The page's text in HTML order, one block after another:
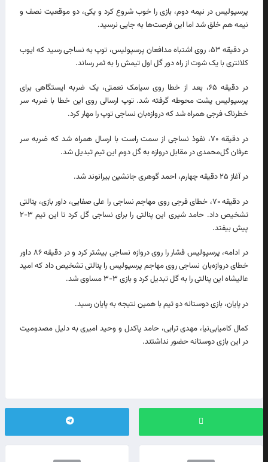
پرسپولیس در نیمه دوم، بازی را خوب شروع کرد و یکی، دو موقعیت نصف و
نیمه هم خلق شد اما این فرصت‌ها به جایی نرسید.
در دقیقه ۵۳، روی اشتباه مدافعان پرسپولیس، توپ به نساجی رسید که ایوب
کلانتری با یک شوت از راه دور گل اول تیمش را به ثمر رساند.
در دقیقه ۶۵، بعد از خطا روی سیامک نعمتی، یک ضربه ایستگاهی برای
پرسپولیس پشت محوطه گرفته شد. توپ ارسالی روی این خطا با ضربه سر
خطرناک فرجی همراه شد که دروازه‌بان نساجی توپ را مهار کرد.
در دقیقه ۷۰، نفوذ نساجی از سمت راست با ارسال همراه شد که ضربه سر
عرفان گل‌محمدی در مقابل دروازه به گل دوم این تیم تبدیل شد.
در آغاز ۲۵ دقیقه چهارم، احمد گوهری جانشین بیرانوند شد.
در دقیقه ۷۰، خطای فرجی روی مهاجم نساجی را علی صفایی،‌ داور بازی، پنالتی
تشخیص داد. حامد شیری این پنالتی را برای نساجی گل کرد تا این تیم ۳-۲
پیش بیفتد.
در ادامه، پرسپولیس فشار را روی دروازه نساجی بیشتر کرد و در دقیقه ۸۶ داور
خطای دروازه‌بان نساجی روی مهاجم پرسپولیس را پنالتی تشخیص داد که امید
عالیشاه این پنالتی را به گل تبدیل کرد و بازی ۳-۳ مساوی شد.
در پایان، بازی دوستانه دو‌ تیم با همین نتیجه به پایان رسید.
کمال کامیابی‌نیا، مهدی ترابی، حامد پاکدل و وحید امیری به دلیل مصدومیت
در این بازی دوستانه حضور نداشتند.